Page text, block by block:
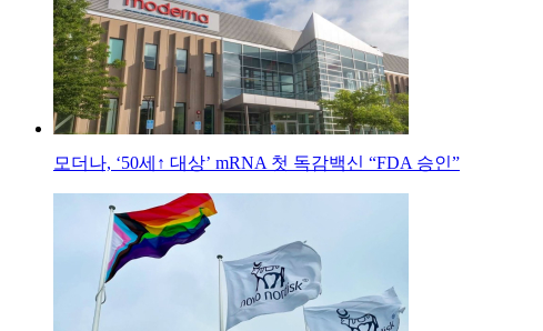
모더나, ‘50세↑ 대상’ mRNA 첫 독감백신 “FDA 승인”